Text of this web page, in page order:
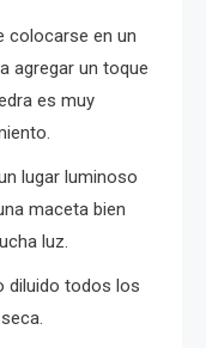
colocarse en un
agregar un toque
es muy
lugar luminoso
maceta bien
luz.
diluido todos los